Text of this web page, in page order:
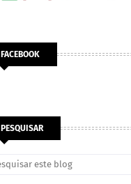
FACEBOOK
PESQUISAR